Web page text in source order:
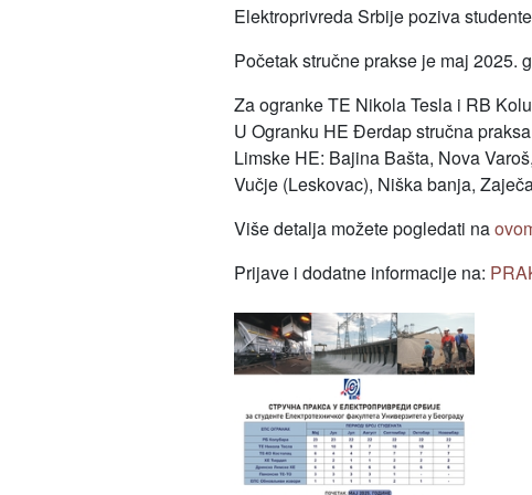
Elektroprivreda Srbije poziva
Početak stručne prakse je maj 2025.
Za ogranke TE Nikola Tesla i RB
U Ogranku HE Đerdap stručna
Limske HE: Bajina Bašta, Nova
Vučje (Leskovac), Niška banja,
Više detalja možete pogledati na
Prijave i dodatne informacije na: